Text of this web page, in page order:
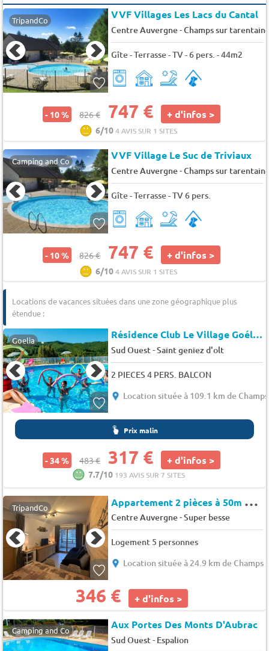
TripandCo VVF Villages Les Lacs du Cantal
Centre Auvergne-Champs sur
Gîte - Terrasse - TV - 6 pers. - 44m2
- 10 % 826 € 747 € + d'infos >
6/104 AVIS SUR 1 SITES
Camping and Co VVF Village Le Suc de Triviaux
Centre Auvergne-Champs sur
Gîte - Terrasse - TV 6 pers.
- 10 % 826 € 747 € + d'infos >
6/104 AVIS SUR 1 SITES
Locations de vacances situées dans une zone géographique plus
étendue :
Goelia Résidence Club Le Village Goélia *
Sud Ouest-Saint geniez d'olt
2 PIECES 4 PERS. BALCON
Location située à 109.1 km de
Prix malin
- 34 % 483 € 317 € + d'infos >
7.7/10 193 AVIS SUR 7 SITES
TripandCo A
ppartement 2 pièces à 50m des pistes - Auris en Oisans - La sarenne
Centre Auvergne-Super besse
Logement 5 personnes
Location située à 24.9 km de
346 € + d'infos >
Camping and Co Aux Portes Des Monts D'Aubrac
Sud Ouest- Espalion